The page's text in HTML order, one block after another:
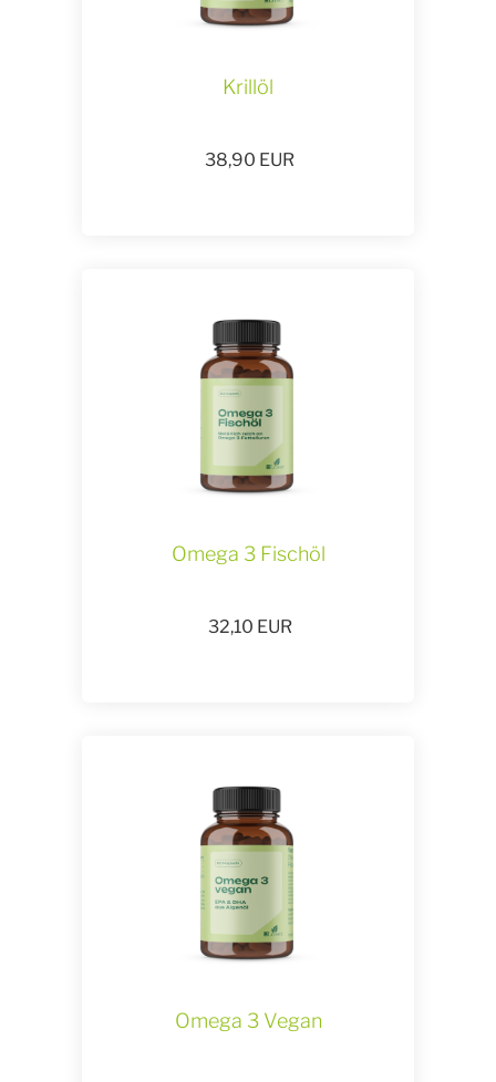
Krillöl
38,90 EUR
Omega 3 Fischöl
32,10 EUR
Omega 3 Vegan